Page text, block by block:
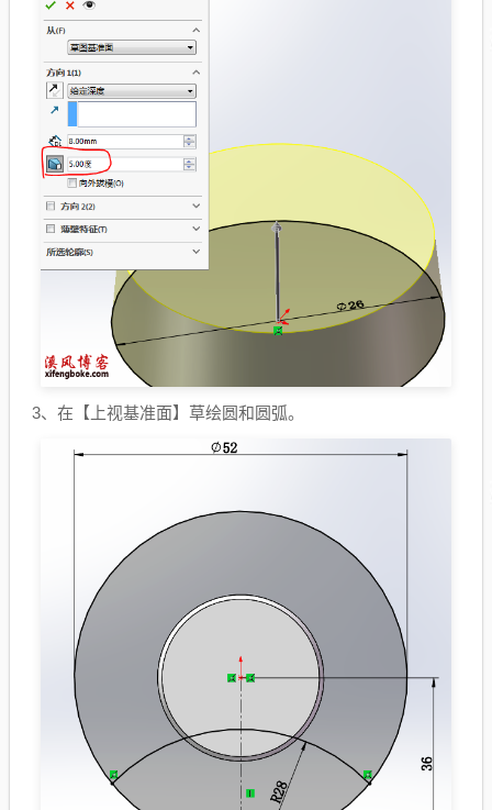
3、在【上视基准面】草绘圆和圆弧。